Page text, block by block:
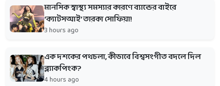
মানসিক স্বাস্থ্য সমস্যার কারণে ব্যান্ডের বাইরে
‘ক্যাটসআই’ তারকা সোফিয়া!
3 hours ago
এক দশকের পথচলা, কীভাবে বিশ্বসংগীত বদলে দিল
ব্ল্যাকপিংক?
4 hours ago